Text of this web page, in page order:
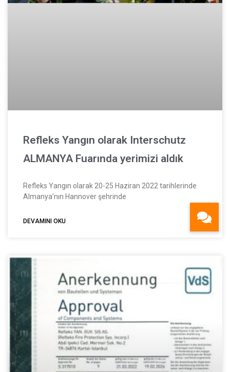
Refleks Yangın olarak Interschutz
ALMANYA Fuarında yerimizi aldık
Refleks Yangın olarak 20-25 Haziran 2022 tarihlerinde
Almanya’nın Hannover şehrinde
DEVAMINI OKU